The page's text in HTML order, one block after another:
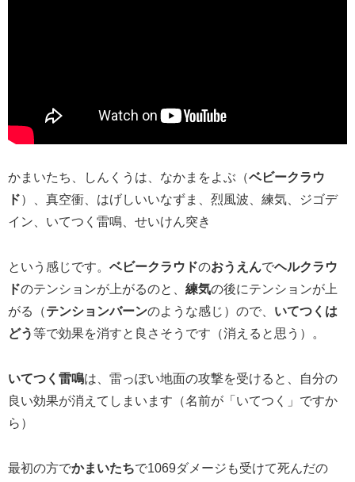
かまいたち、しんくうは、なかまをよぶ（ベビークラウ
ド）、真空衝、はげしいいなずま、烈風波、練気、ジゴデ
イン、いてつく雷鳴、せいけん突き
という感じです。 ベビークラウドのおうえんでヘルクラウ
ドのテンションが上がるのと、 練気の後にテンションが上
がる（テンションバーンのような感じ）ので、 いてつくは
どう等で効果を消すと良さそうです（消えると思う）。
いてつく雷鳴は、雷っぽい地面の攻撃を受けると、自分の
良い効果が消えてしまいます（名前が「いてつく」ですか
ら）
最初の方でかまいたちで1069ダメージも受けて死んだの